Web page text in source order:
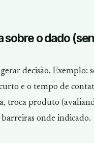
sobre o dado
decisão. Exemplo:
e o tempo de
troca produto
onde indicado.